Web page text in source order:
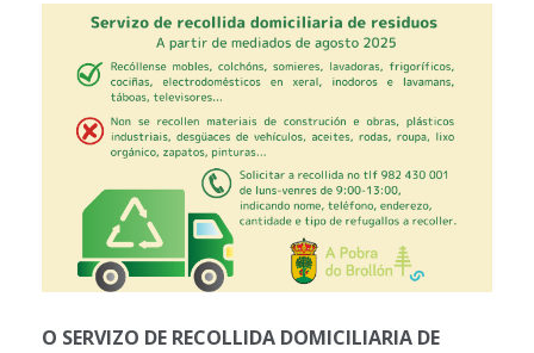
O SERVIZO DE RECOLLIDA DOMICILIARIA DE